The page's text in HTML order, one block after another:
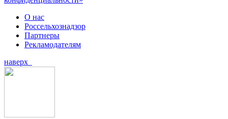
О нас
Россельхознадзор
Партнеры
Рекламодателям
наверх